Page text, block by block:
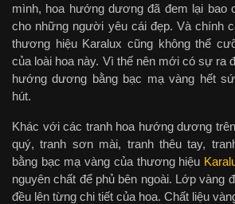
mình, hoa hướng dương đã đem lại bao
cho những người yêu cái đẹp. Và chính
thương hiệu Karalux cũng không thể
của loài hoa này. Vì thế nên mới có sự ra
hướng dương bằng bạc mạ vàng hết
hút.
Khác với các tranh hoa hướng dương
quý, tranh sơn mài, tranh thêu tay,
bằng bạc mạ vàng của thương hiệu
nguyên chất để phủ bên ngoài. Lớp vàng
đều lên từng chi tiết của hoa. Chất liệu